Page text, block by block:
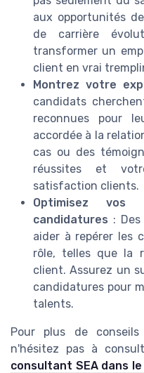
aux opportunités
de carrière
transformer un
client en vrai
Montrez votre
candidats
reconnues pour
accordée à la
cas ou des
réussites et
satisfaction clients.
Optimisez
candidatures :
aider à repérer les
rôle, telles que la
client. Assurez un
candidatures pour
talents.
Pour plus de
n'hésitez pas à
consultant SEA dans